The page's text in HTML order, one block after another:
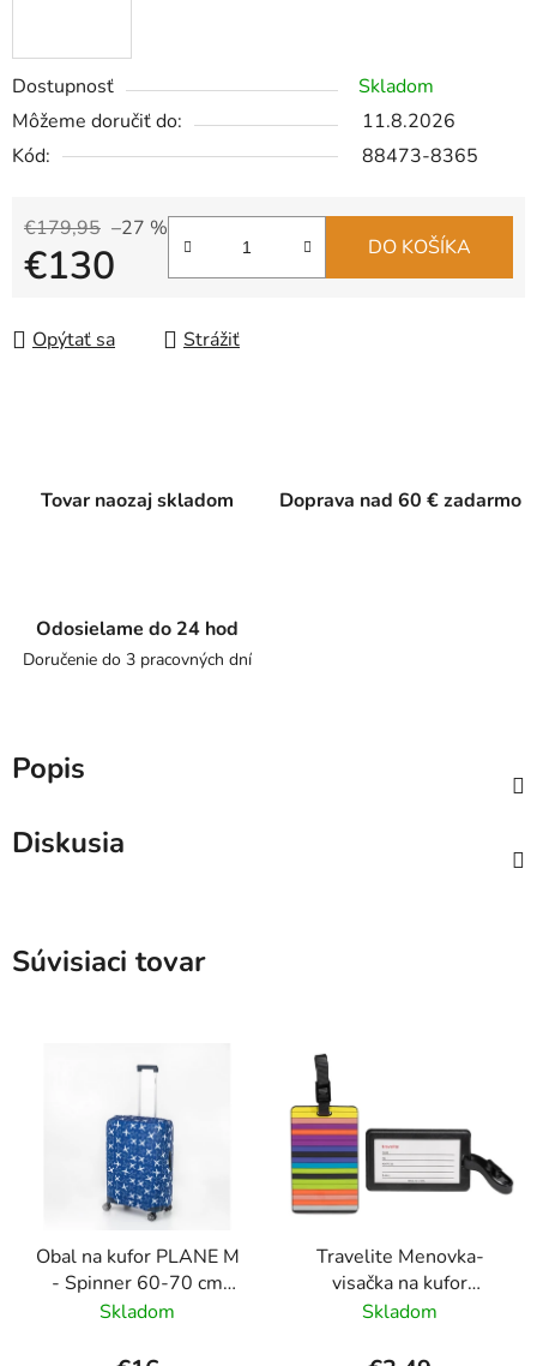
Dostupnosť
Skladom
Môžeme doručiť do:
11.8.2026
Kód:
88473-8365
€179,95 –27 %
€130 DO KOŠÍKA
Opýtať sa Strážiť
Tovar naozaj skladom Doprava nad 60 € zadarmo
Odosielame do 24 hod
Doručenie do 3 pracovných dní
Popis
Diskusia
Súvisiaci tovar
Obal na kufor PLANE M
- Spinner 60-70 cm
Modrá
Skladom
Travelite Menovka-
visačka na kufor
Multicolor Stripes
Skladom